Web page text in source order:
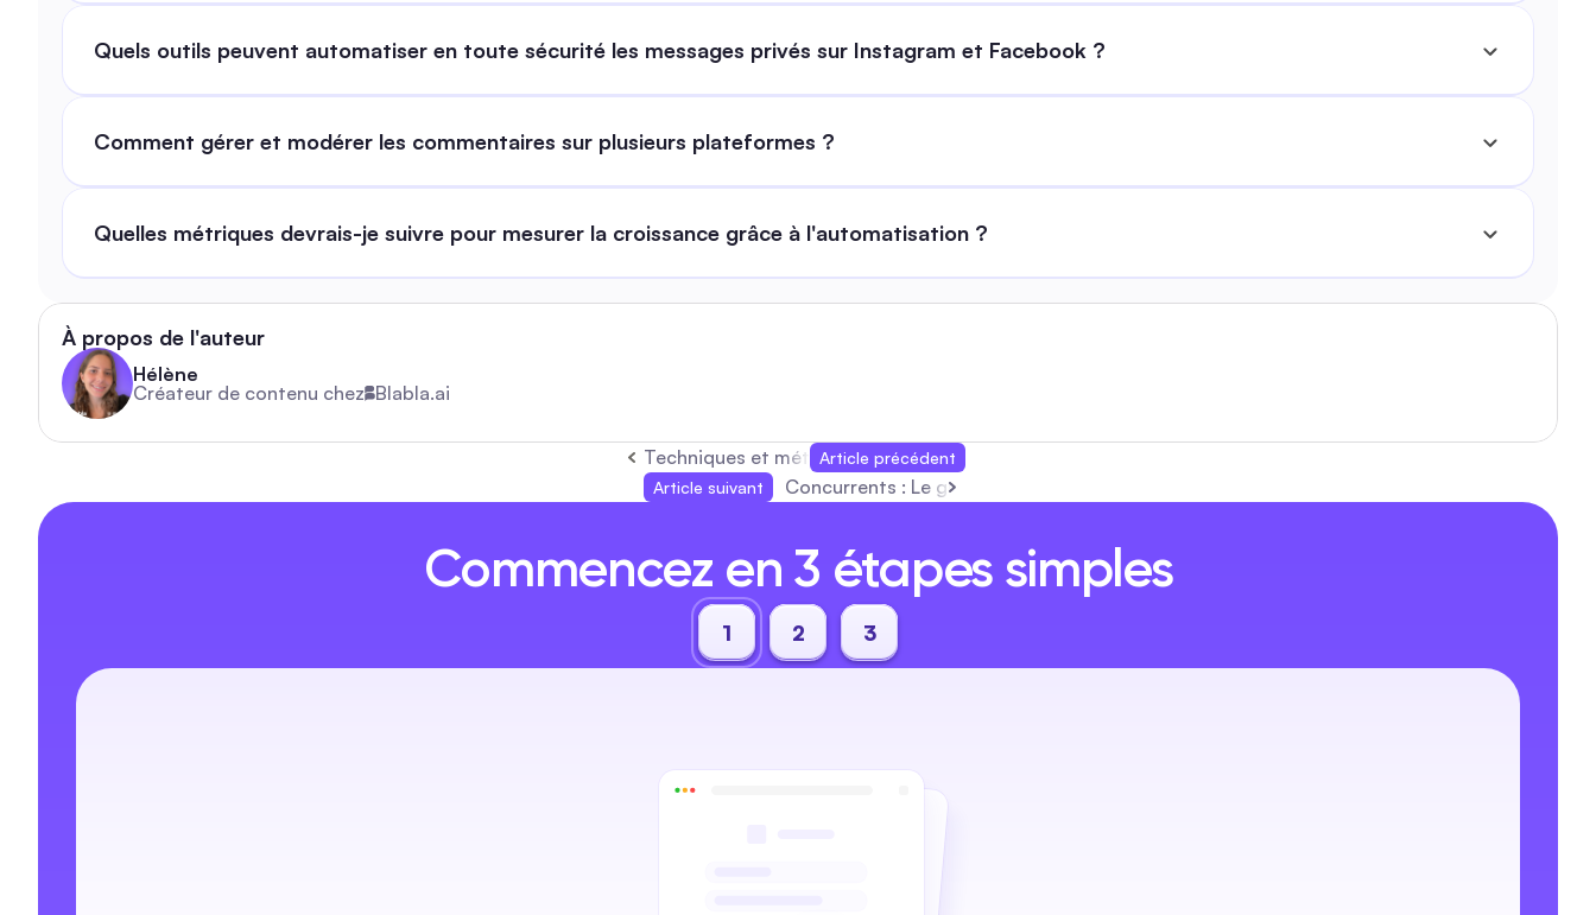
Quels outils peuvent automatiser en toute sécurité les messages privés sur Instagram et Facebook ?
Comment gérer et modérer les commentaires sur plusieurs plateformes ?
Quelles métriques devrais-je suivre pour mesurer la croissance grâce à l'automatisation ?
À propos de l'auteur
Hélène
Créateur de contenu chez Blabla.ai
Techniques et méthodes d'études de marché : Guide d'automatisation pour les PME — Échelle de
Article précédent
Article suivant
Concurrents : Le guide complet 2026 de l'intelligence conversationnelle pour les
Commencez en 3 étapes simples
1 2 3